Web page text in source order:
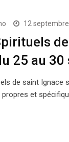
12
25 au
de saint Ignace
et